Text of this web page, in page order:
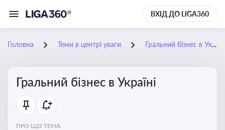
ВХІД ДО LIGA360
Головна Теми в центрі уваги Гральний бізнес в Україні
Гральний бізнес в Україні
ПРО ЩО ТЕМА: